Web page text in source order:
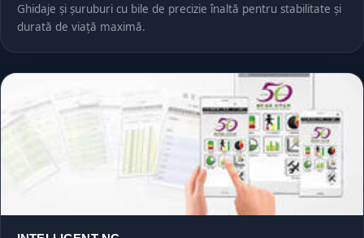
Ghidaje și șuruburi cu bile de precizie înaltă pentru stabilitate și
durată de viață maximă.